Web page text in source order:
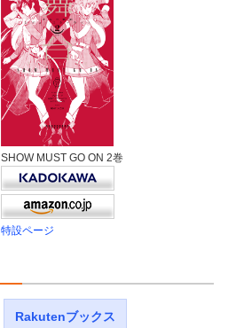
SHOW MUST GO ON 2巻
特設ページ
Rakutenブックス